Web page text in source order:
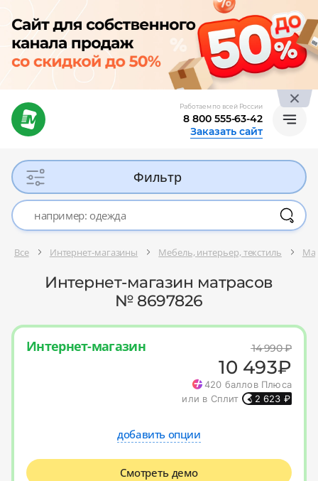
Работаем по всей России
8 800 555-63-42
Заказать сайт
Фильтр
Все Интернет-магазины Мебель, интерьер, текстиль
Интернет-магазин матрасов
№ 8697826
Интернет-магазин 14 990₽
10 493₽
420 баллов Плюса
или в Сплит
2 623 ₽
добавить опции
Смотреть демо